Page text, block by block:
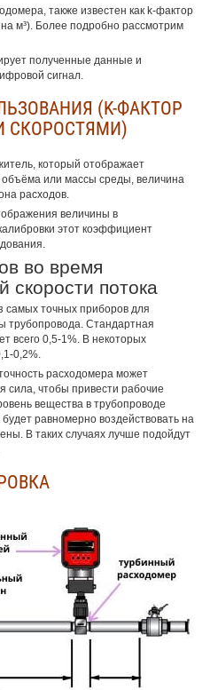
также известен как k-фактор
м³). Более подробно рассмотрим
полученные данные и
сигнал.
(K-ФАКТОР
СКОРОСТЯМИ)
который отображает
объёма или массы среды, величина
расходов.
величины в
этот коэффициент
во время
скорости потока
точных приборов для
трубопровода. Стандартная
всего 0,5-1%. В некоторых
0,2%.
расходомера может
сила, чтобы привести рабочие
вещества в трубопроводе
равномерно воздействовать на
В таких случаях лучше подойдут